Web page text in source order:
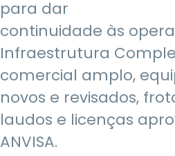
para dar
continuidade às
Infraestrutura
comercial amplo,
novos e revisados,
laudos e licenças
ANVISA.